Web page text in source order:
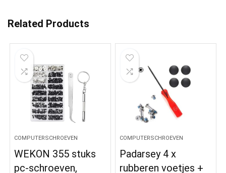
Related Products
COMPUTERSCHROEVEN
WEKON 355 stuks
pc-schroeven,
COMPUTERSCHROEVEN
Padarsey 4 x
rubberen voetjes +